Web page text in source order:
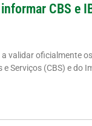
CBS e
validar oficialmente
Serviços (CBS) e do